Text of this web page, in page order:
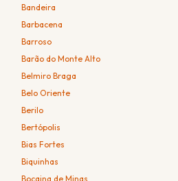
Bandeira
Barbacena
Barroso
Barão do Monte Alto
Belmiro Braga
Belo Oriente
Berilo
Bertópolis
Bias Fortes
Biquinhas
Bocaina de Minas